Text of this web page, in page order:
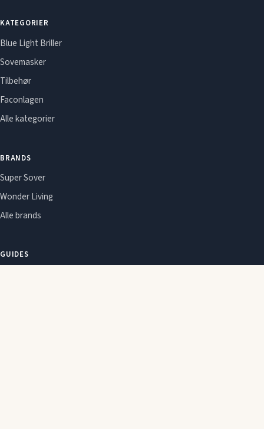
KATEGORIER
Blue Light Briller
Sovemasker
Tilbehør
Faconlagen
Alle kategorier
BRANDS
Super Sover
Wonder Living
Alle brands
GUIDES